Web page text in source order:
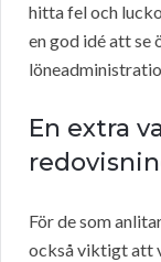
hitta fel och
en god idé att se
En extra
För de som
också viktigt att